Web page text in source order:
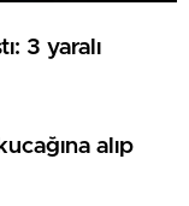
3 yaralı
alıp